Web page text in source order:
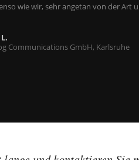
wie wir, sehr angetan von der Art
Communications GmbH, Karlsruhe